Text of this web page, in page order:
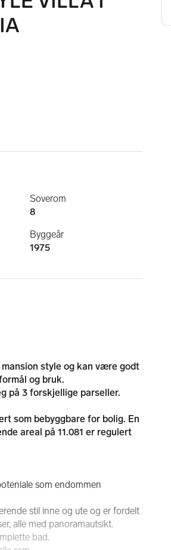
Soverom
8
Byggeår
1975
style og kan være godt
og bruk.
på 3 forskjellige parseller.
som bebyggbare for bolig. En
areal på 11.081 er regulert
som endommen
stil inne og ute og er fordelt
alle med panoramautsikt.
bad.